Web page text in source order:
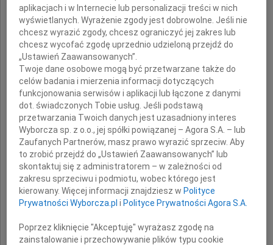
Tomasza Stasiaka
Dyrektora Zarządzającego
w firmie Allcon Budownictwo
Wyrazy
głębokiego współczucia
Rodzinie, Najbliższym
oraz
Współpracownikom
aplikacjach i w Internecie lub personalizacji treści w nich
wyświetlanych. Wyrażenie zgody jest dobrowolne. Jeśli nie
chcesz wyrazić zgody, chcesz ograniczyć jej zakres lub
chcesz wycofać zgodę uprzednio udzieloną przejdź do
„Ustawień Zaawansowanych”.
Twoje dane osobowe mogą być przetwarzane także do
celów badania i mierzenia informacji dotyczących
funkcjonowania serwisów i aplikacji lub łączone z danymi
dot. świadczonych Tobie usług. Jeśli podstawą
przetwarzania Twoich danych jest uzasadniony interes
Wyborcza sp. z o.o., jej spółki powiązanej – Agora S.A. – lub
Zaufanych Partnerów, masz prawo wyrazić sprzeciw. Aby
to zrobić przejdź do „Ustawień Zaawansowanych” lub
skontaktuj się z administratorem – w zależności od
zakresu sprzeciwu i podmiotu, wobec którego jest
kierowany. Więcej informacji znajdziesz wPolityce
Prywatności Wyborcza.pl iPolityce Prywatności Agora S.A.
Poprzez kliknięcie "Akceptuję" wyrażasz zgodę na
zainstalowanie i przechowywanie plików typu cookie